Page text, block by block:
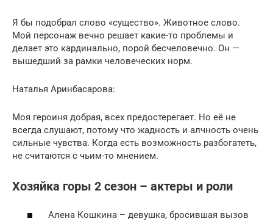
Я бы подобрал слово «существо». Животное слово.
Мой персонаж вечно решает какие-то проблемы и
делает это кардинально, порой бесчеловечно. Он —
вышедший за рамки человеческих норм.
Наталья Аринбасарова:
Моя героиня добрая, всех предостерегает. Но её не
всегда слушают, потому что жадность и алчность очень
сильные чувства. Когда есть возможность разбогатеть,
не считаются с чьим-то мнением.
Хозяйка горы 2 сезон – актеры и роли
Алена Кошкина – девушка, бросившая вызов